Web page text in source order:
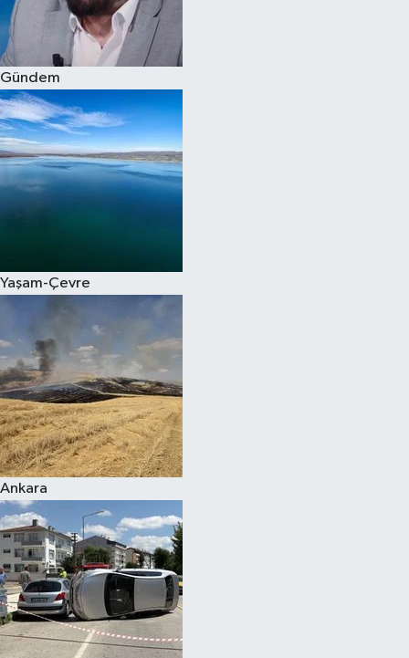
Gündem
Yaşam-Çevre
Ankara
Spor
Burç Yorumları
Çocuk
Eğitim
Kim kimdir?
Kültür Sanat
Sağlık
Siyaset
Teknoloji
Televizyon
Yaşam-Çevre